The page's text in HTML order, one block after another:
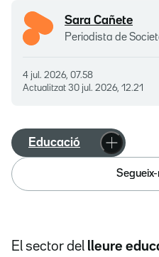
Sara Cañete
Periodista de
4 jul. 2026, 07.58
Actualitzat 30 jul. 2026, 12.21
Educació
El sector del lleure